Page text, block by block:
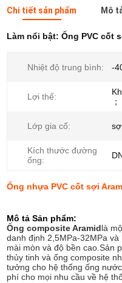
Chi tiết sản phẩm Mô
Làm nổi bật: Ống PVC cốt
Nhiệt độ trung bình: -
Lợi thế:
Lớp gia cố:
Kích thước đường
ống:
Ống nhựa PVC cốt sợi
Mô tả Sản phẩm:
Ống composite Aramidlà
danh định 2,5MPa-32MPa
mài mòn và độ bền cao.Sản
thủy tinh và ống composite
tưởng cho hệ thống ống
phí cho mọi nhu cầu về hệ